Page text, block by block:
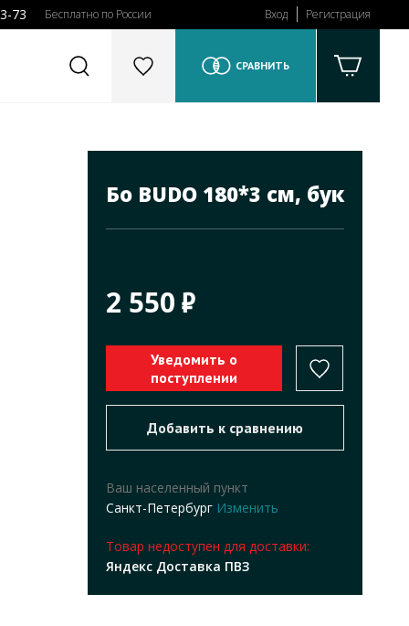
73 Бесплатно по России Вход Регистрация
СРАВНИТЬ
Бо BUDO 180*3 см, бук
2 550
Ваш населенный пункт
Санкт-Петербург Изменить
Товар недоступен для доставки:
Яндекс Доставка ПВЗ